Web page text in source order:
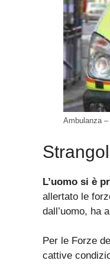
Ambulanza
L’uomo si è
allertato le
dall’uomo, ha
Per le Forze
cattive